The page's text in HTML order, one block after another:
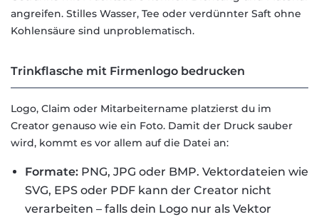
angreifen. Stilles Wasser, Tee oder verdünnter Saft ohne
Kohlensäure sind unproblematisch.
Trinkflasche mit Firmenlogo bedrucken
Logo, Claim oder Mitarbeitername platzierst du im
Creator genauso wie ein Foto. Damit der Druck sauber
wird, kommt es vor allem auf die Datei an:
Formate: PNG, JPG oder BMP. Vektordateien wie
SVG, EPS oder PDF kann der Creator nicht
verarbeiten – falls dein Logo nur als Vektor